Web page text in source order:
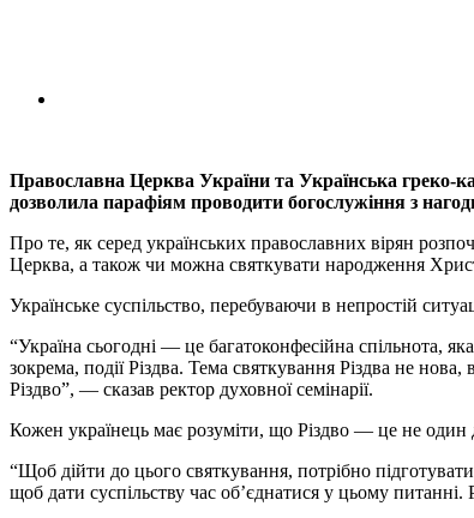
Православна Церква України та Українська греко-
дозволила парафіям проводити богослужіння з
Про те, як серед українських православних вірян
Церква, а також чи можна святкувати народження
Українське суспільство, перебуваючи в непростій
“Україна сьогодні — це багатоконфесійна спільнота,
зокрема, події Різдва. Тема святкування Різдва не
Різдво”, — сказав ректор духовної семінарії.
Кожен українець має розуміти, що Різдво — це не один
“Щоб дійти до цього святкування, потрібно
щоб дати суспільству час об’єднатися у цьому